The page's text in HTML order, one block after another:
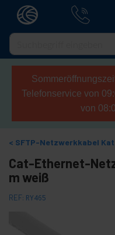
Telefonservice von
von
SFTP-Netzwerkkabel
Cat-Ethernet-
m weiß
REF: RY465